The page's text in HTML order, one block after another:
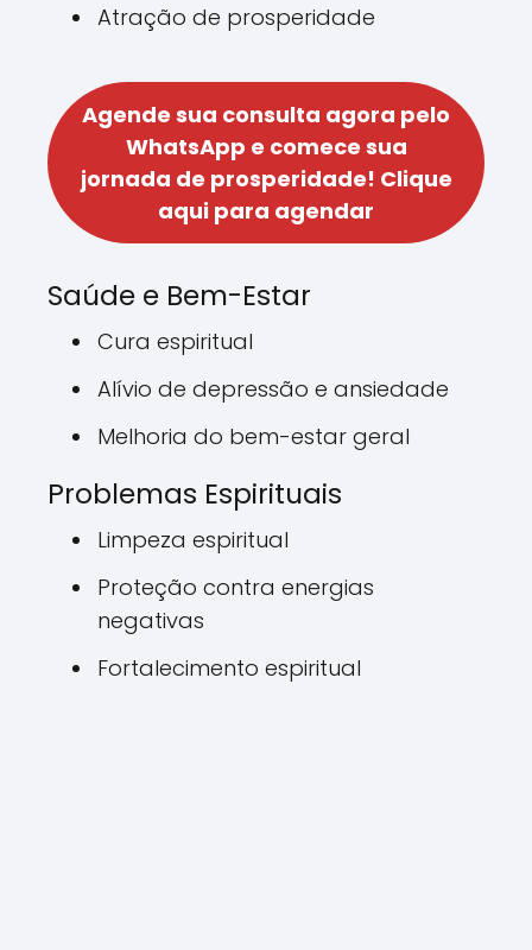
Atração de prosperidade
Agende sua consulta agora pelo
WhatsApp e comece sua
jornada de prosperidade! Clique
aqui para agendar
Saúde e Bem-Estar
Cura espiritual
Alívio de depressão e ansiedade
Melhoria do bem-estar geral
Problemas Espirituais
Limpeza espiritual
Proteção contra energias
negativas
Fortalecimento espiritual